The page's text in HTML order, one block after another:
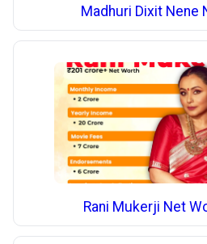
Madhuri Dixit Nene
Rani Mukerji Net